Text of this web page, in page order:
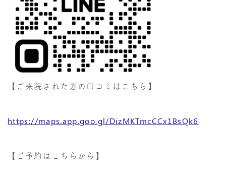
【ご来院された方の口コミはこちら】
https://maps.app.goo.gl/DizMKTmcCCx1BsQk6
【ご予約はこちらから】